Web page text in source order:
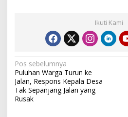
Ikuti Kami
N
a
v
i
Pos sebelumnya
Puluhan Warga Turun ke
Jalan, Respons Kepala Desa
Tak Sepanjang Jalan yang
Rusak